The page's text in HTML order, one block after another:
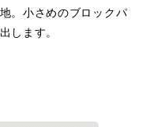
。小さめのブロックパ
します。